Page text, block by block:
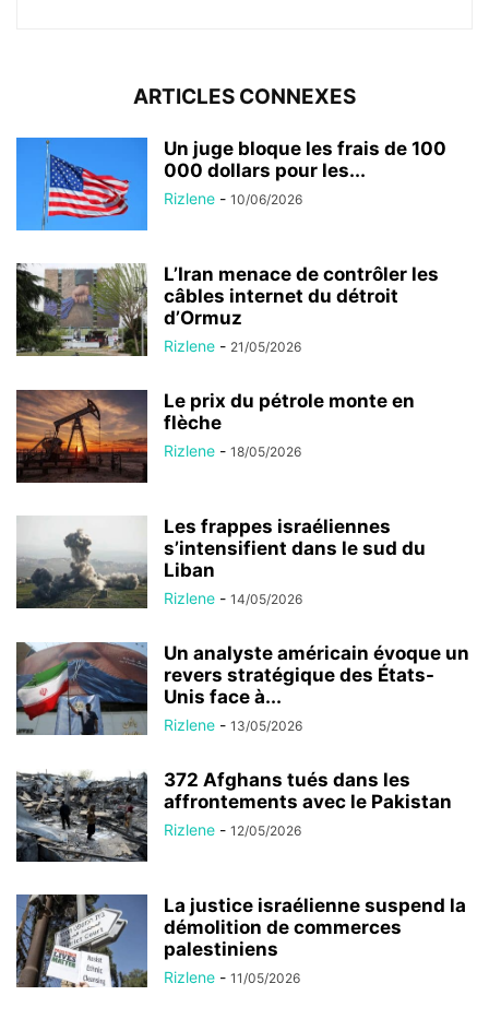
ARTICLES CONNEXES
Un juge bloque les frais de 100
000 dollars pour les...
Rizlene - 10/06/2026
L’Iran menace de contrôler les
câbles internet du détroit
d’Ormuz
Rizlene - 21/05/2026
Le prix du pétrole monte en
flèche
Rizlene - 18/05/2026
Les frappes israéliennes
s’intensifient dans le sud du
Liban
Rizlene - 14/05/2026
Un analyste américain évoque un
revers stratégique des États-
Unis face à...
Rizlene - 13/05/2026
372 Afghans tués dans les
affrontements avec le Pakistan
Rizlene - 12/05/2026
La justice israélienne suspend la
démolition de commerces
palestiniens
Rizlene - 11/05/2026